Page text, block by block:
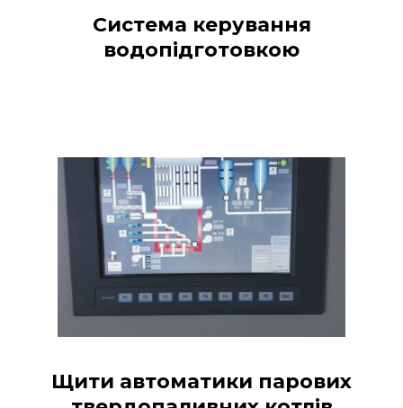
Система керування
водопідготовкою
Щити автоматики парових